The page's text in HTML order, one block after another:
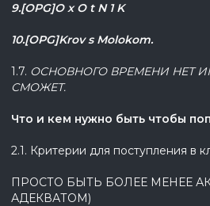
9.[OPG]O x O t N 1 K
10.[OPG]Krov s Molokom.
1.7. ОСНОВНОГО ВРЕМЕНИ НЕТ
СМОЖЕТ.
Что и кем нужно быть чтобы
2.1. Критерии для поступления в
ПРОСТО БЫТЬ БОЛЕЕ МЕНЕЕ
АДЕКВАТОМ)